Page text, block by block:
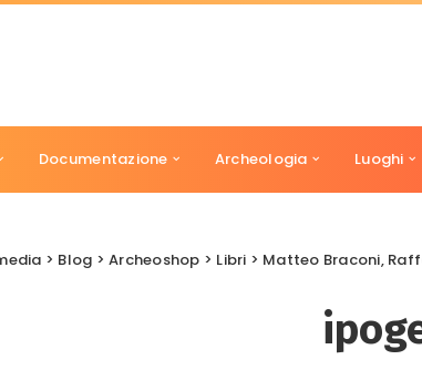
Documentazione Archeologia Luoghi
> Blog >Archeoshop > Libri > Matteo Braconi,